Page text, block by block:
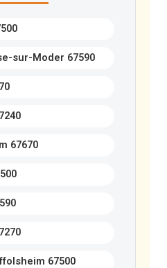
sur-Moder 67590
67670
67500